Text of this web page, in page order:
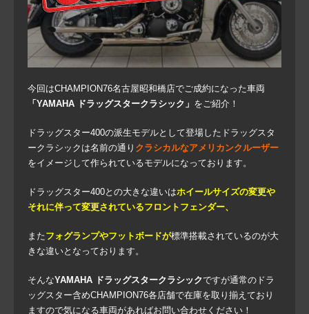
今回はCHAMPION76名古屋昭和橋店でご成約になった車両
「YAMAHA ドラッグスタークラシック」 をご紹介！
ドラッグスター400の派生モデルとして登場したドラッグスタ
ークラシックは名前の通り クラシカルなアメリカンクルーザー
をイメージして作られているモデルになっております。
ドラッグスター400との大きな違いはホイールサイズの変更や
それに伴って変更されているフロントフェンダー、
またフォグランプやフットボードが標準搭載されているのが大
きな違いとなっております。
そんなYAMAHA ドラッグスタークラシックですが通常のドラ
ッグスター含めCHAMPION76各店舗で在庫を取り揃えており
ますので気になる車両があればお問い合わせください！